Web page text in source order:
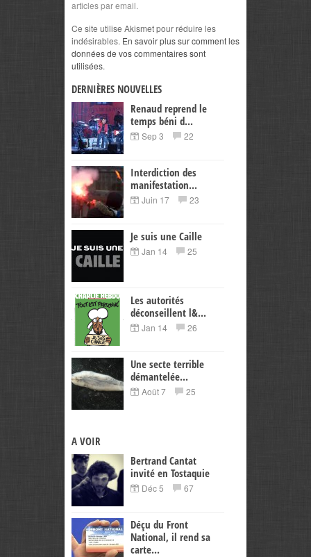
articles par email.
Ce site utilise Akismet pour réduire les
indésirables. En savoir plus sur comment les
données de vos commentaires sont
utilisées.
DERNIÈRES NOUVELLES
Renaud reprend le
temps béni d...
Sep 3 22
Interdiction des
manifestation...
Juin 17 23
Je suis une Caille
Jan 14 25
Les autorités
déconseillent l&...
Jan 14 26
Une secte terrible
démantelée...
Août 7 25
A VOIR
Bertrand Cantat
invité en Tostaquie
Déc 5 67
Déçu du Front
National, il rend sa
carte...